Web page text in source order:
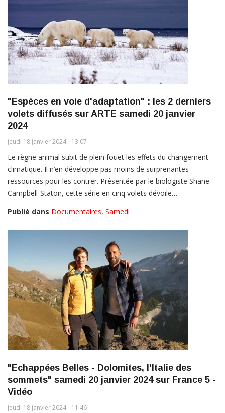
"Espèces en voie d'adaptation" : les 2 derniers
volets diffusés sur ARTE samedi 20 janvier
2024
jeudi 18 janvier 2024 - 13:07
Le règne animal subit de plein fouet les effets du changement
climatique. Il n’en développe pas moins de surprenantes
ressources pour les contrer. Présentée par le biologiste Shane
Campbell-Staton, cette série en cinq volets dévoile…
Publié dans Documentaires, Samedi
"Echappées Belles - Dolomites, l'Italie des
sommets" samedi 20 janvier 2024 sur France 5 -
Vidéo
jeudi 18 janvier 2024 - 11:46